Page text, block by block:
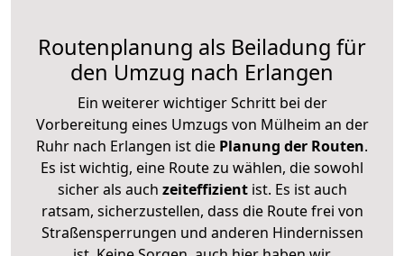
Routenplanung als Beiladung für
den Umzug nach Erlangen
Ein weiterer wichtiger Schritt bei der
Vorbereitung eines Umzugs von Mülheim an der
Ruhr nach Erlangen ist die Planung der Routen.
Es ist wichtig, eine Route zu wählen, die sowohl
sicher als auch zeiteffizientist. Es ist auch
ratsam, sicherzustellen, dass die Route frei von
Straßensperrungen und anderen Hindernissen